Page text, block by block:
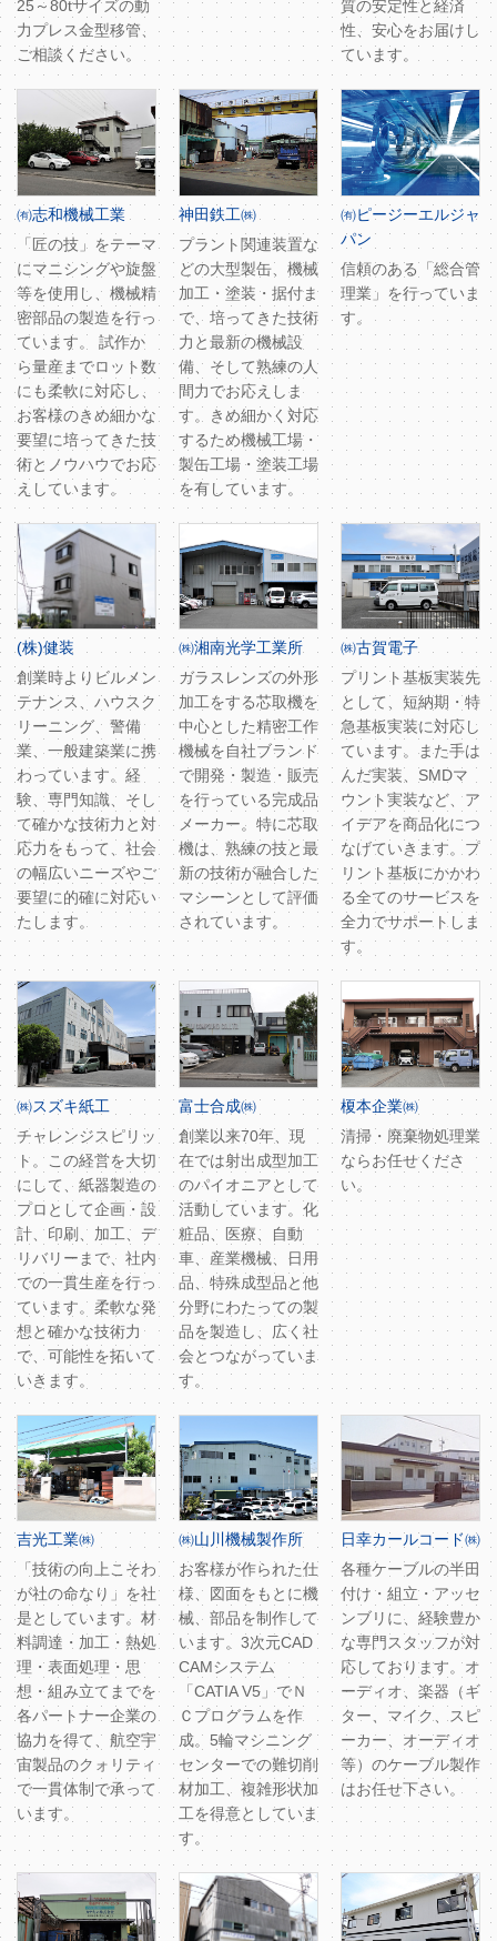
25～80tサイズの動
力プレス金型移管、
ご相談ください。
質の安定性と経済
性、安心をお届けし
ています。
㈲志和機械工業
「匠の技」をテーマ
にマニシングや旋盤
等を使用し、機械精
密部品の製造を行っ
ています。 試作か
ら量産までロット数
にも柔軟に対応し、
お客様のきめ細かな
要望に培ってきた技
術とノウハウでお応
えしています。
神田鉄工㈱
プラント関連装置な
どの大型製缶、機械
加工・塗装・据付ま
で、培ってきた技術
力と最新の機械設
備、そして熟練の人
間力でお応えしま
す。きめ細かく対応
するため機械工場・
製缶工場・塗装工場
を有しています。
㈲ピージーエルジャ
パン
信頼のある「総合管
理業」を行っていま
す。
(株)健装
創業時よりビルメン
テナンス、ハウスク
リーニング、警備
業、一般建築業に携
わっています。経
験、専門知識、そし
て確かな技術力と対
応力をもって、社会
の幅広いニーズやご
要望に的確に対応い
たします。
㈱湘南光学工業所
ガラスレンズの外形
加工をする芯取機を
中心とした精密工作
機械を自社ブランド
で開発・製造・販売
を行っている完成品
メーカー。特に芯取
機は、熟練の技と最
新の技術が融合した
マシーンとして評価
されています。
㈱古賀電子
プリント基板実装先
として、短納期・特
急基板実装に対応し
ています。また手は
んだ実装、SMDマ
ウント実装など、ア
イデアを商品化につ
なげていきます。プ
リント基板にかかわ
る全てのサービスを
全力でサポートしま
す。
㈱スズキ紙工
チャレンジスピリッ
ト。この経営を大切
にして、紙器製造の
プロとして企画・設
計、印刷、加工、デ
リバリーまで、社内
での一貫生産を行っ
ています。柔軟な発
想と確かな技術力
で、可能性を拓いて
いきます。
富士合成㈱
創業以来70年、現
在では射出成型加工
のパイオニアとして
活動しています。化
粧品、医療、自動
車、産業機械、日用
品、特殊成型品と他
分野にわたっての製
品を製造し、広く社
会とつながっていま
す。
榎本企業㈱
清掃・廃棄物処理業
ならお任せくださ
い。
吉光工業㈱
「技術の向上こそわ
が社の命なり」を社
是としています。材
料調達・加工・熱処
理・表面処理・思
想・組み立てまでを
各パートナー企業の
協力を得て、航空宇
宙製品のクォリティ
で一貫体制で承って
います。
㈱山川機械製作所
お客様が作られた仕
様、図面をもとに機
械、部品を制作して
います。3次元CAD
CAMシステム
「CATIA V5」でＮ
Ｃプログラムを作
成。5輪マシニング
センターでの難切削
材加工、複雑形状加
工を得意としていま
す。
日幸カールコード㈱
各種ケーブルの半田
付け・組立・アッセ
ンブリに、経験豊か
な専門スタッフが対
応しております。オ
ーディオ、楽器（ギ
ター、マイク、スピ
ーカー、オーディオ
等）のケーブル製作
はお任せ下さい。